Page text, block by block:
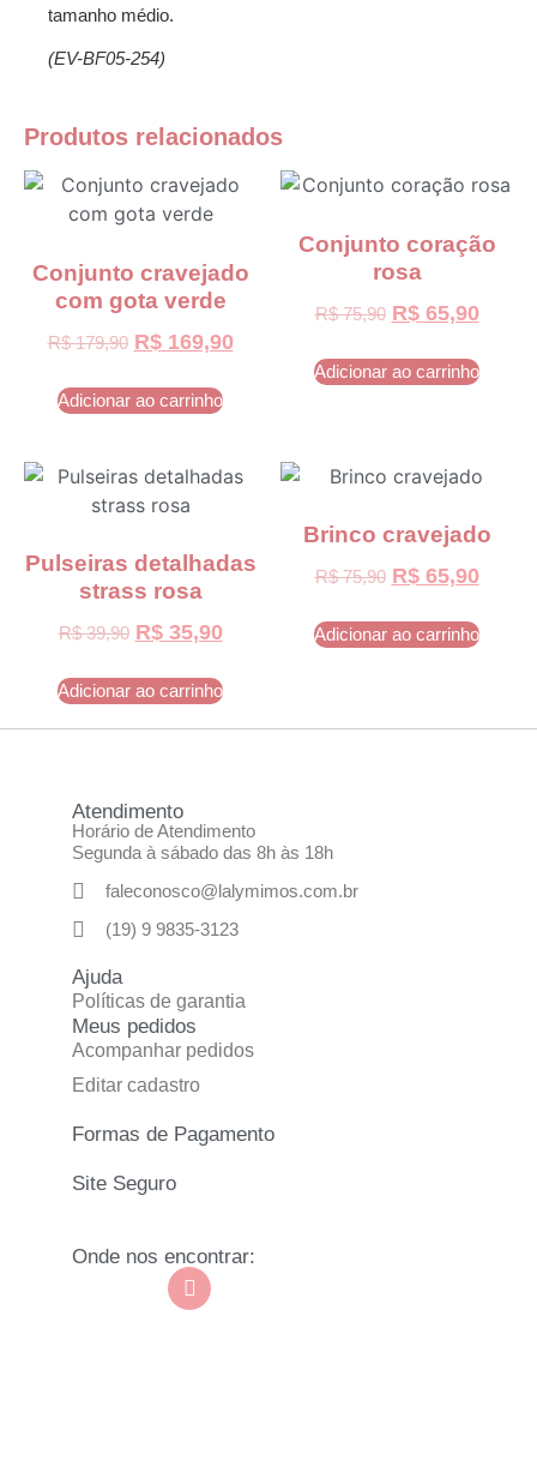
tamanho médio.
(EV-BF05-254)
Produtos relacionados
Conjunto cravejado
com gota verde
R$179,90 R$169,90
Adicionar ao carrinho
Conjunto coração
rosa
R$75,90 R$65,90
Adicionar ao carrinho
Pulseiras detalhadas
strass rosa
R$39,90 R$35,90
Adicionar ao carrinho
Brinco cravejado
R$75,90 R$65,90
Adicionar ao carrinho
Atendimento
Horário de Atendimento
Segunda à sábado das 8h às 18h
faleconosco@lalymimos.com.br
(19) 9 9835-3123
Ajuda
Políticas de garantia
Meus pedidos
Acompanhar pedidos
Editar cadastro
Formas de Pagamento
Site Seguro
Onde nos encontrar: